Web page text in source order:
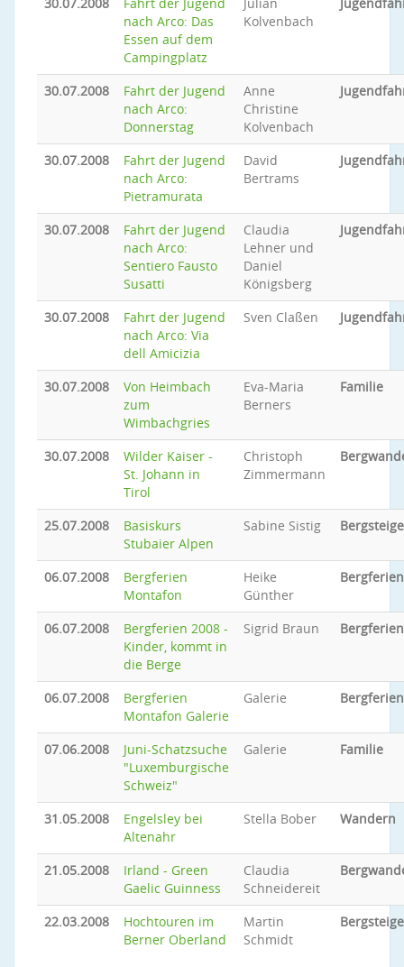
nach Arco: Das
Essen auf dem
Campingplatz
Kolvenbach
30.07.2008
Fahrt der Jugend
nach Arco:
Donnerstag
Anne
Christine
Kolvenbach
30.07.2008
Fahrt der Jugend
nach Arco:
Pietramurata
David
Bertrams
30.07.2008
Fahrt der Jugend
nach Arco:
Sentiero Fausto
Susatti
Claudia
Lehner und
Daniel
Königsberg
30.07.2008
Fahrt der Jugend
nach Arco: Via
dell Amicizia
Sven Claßen
30.07.2008
Von Heimbach
zum
Wimbachgries
Eva-Maria
Berners
Familie
30.07.2008
Wilder Kaiser -
St. Johann in
Tirol
Christoph
Zimmermann
25.07.2008
Basiskurs
Stubaier Alpen
Sabine Sistig
06.07.2008
Bergferien
Montafon
Heike
Günther
Bergferien
06.07.2008
Bergferien 2008 -
Kinder, kommt in
die Berge
Sigrid Braun Bergferien
06.07.2008
Bergferien
Montafon Galerie
Galerie Bergferien
07.06.2008
Juni-Schatzsuche
"Luxemburgische
Schweiz"
Galerie Familie
31.05.2008
Engelsley bei
Altenahr
Stella Bober Wandern
21.05.2008
Irland - Green
Gaelic Guinness
Claudia
Schneidereit
22.03.2008
Hochtouren im
Berner Oberland
Martin
Schmidt